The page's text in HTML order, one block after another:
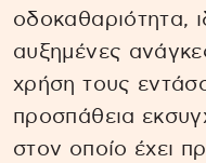
οδοκαθαριότητα,
αυξημένες
χρήση τους
προσπάθεια
στον οποίο έχει